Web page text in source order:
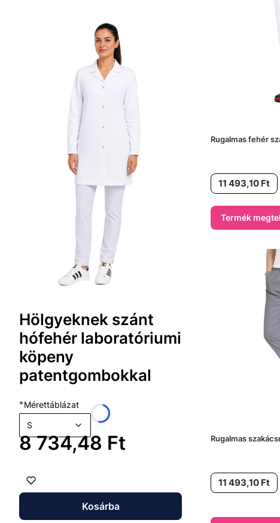
Hölgyeknek szánt
hófehér laboratóriumi
köpeny
patentgombokkal
*Mérettáblázat
S
Ár
8 734,48 Ft
Kosárba
Rugalmas fehér
Ár11 493,10 Ft
Termék
Rugalmas
Ár11 493,10 Ft